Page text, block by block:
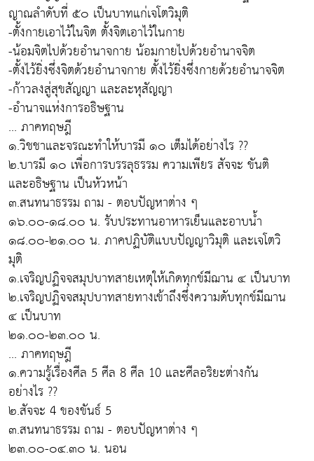
ญาณลำดับที่ ๕๐ เป็นบาทแก่เจโตวิมุติ
-ตั้งกายเอาไว้ในจิต ตั้งจิตเอาไว้ในกาย
-น้อมจิตไปด้วยอำนาจกาย น้อมกายไปด้วยอำนาจจิต
-ตั้งไว้ยิ่งซึ่งจิตด้วยอำนาจกาย ตั้งไว้ยิ่งซึ่งกายด้วยอำนาจจิต
-ก้าวลงสู่สุขสัญญา และละหุสัญญา
-อำนาจแห่งการอธิษฐาน
... ภาคทฤษฎี
๑.วิชชาและจรณะทำให้บารมี ๑๐ เต็มได้อย่างไร ??
๒.บารมี ๑๐ เพื่อการบรรลุธรรม ความเพียร สัจจะ ขันติ
และอธิษฐาน เป็นหัวหน้า
๓.สนทนาธรรม ถาม - ตอบปัญหาต่าง ๆ
๑๖.๐๐-๑๘.๐๐ น. รับประทานอาหารเย็นและอาบน้ำ
๑๘.๐๐-๒๑.๐๐ น. ภาคปฏิบัติแบบปัญญาวิมุติ และเจโตวิ
มุติ
๑.เจริญปฏิจจสมุปบาทสายเหตุให้เกิดทุกข์มีฌาน ๔ เป็นบาท
๒.เจริญปฏิจจสมุปบาทสายทางเข้าถึงซึ่งความดับทุกข์มีฌาน
๔ เป็นบาท
๒๑.๐๐-๒๓.๐๐ น.
... ภาคทฤษฎี
๑.ความรู้เรื่องศีล 5 ศีล 8 ศีล 10 และศีลอริยะต่างกัน
อย่างไร ??
๒.สัจจะ 4 ของขันธ์ 5
๓.สนทนาธรรม ถาม - ตอบปัญหาต่าง ๆ
๒๓.๐๐-๐๔.๓๐ น. นอน